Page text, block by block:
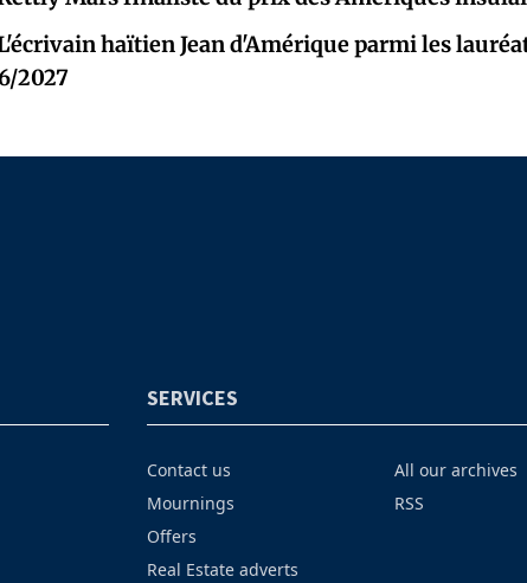
haïtien Jean d'Amérique parmi les
2027
SERVICES
Contact us
Mournings
Offers
Real Estate adverts
All our archives
RSS